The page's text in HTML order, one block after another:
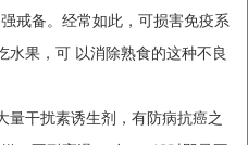
戒备。经常如此，可损害免疫系
水果，可 以消除熟食的这种不良
干扰素诱生剂，有防病抗癌之